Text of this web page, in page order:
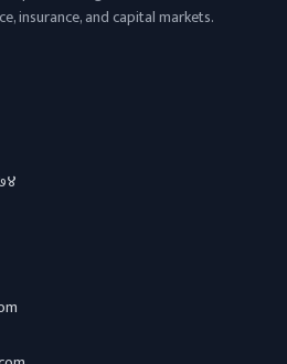
insurance, and capital markets.